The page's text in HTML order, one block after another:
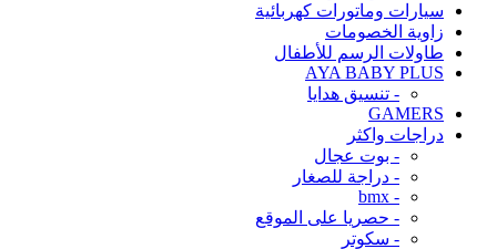
سيارات وماتورات كهربائية
زاوية الخصومات
طاولات الرسم للأطفال
AYA BABY PLUS
- تنسيق هدايا
GAMERS
دراجات واكثر
- بوت عجال
- دراجة للصغار
- bmx
- حصريا على الموقع
- سكوتر